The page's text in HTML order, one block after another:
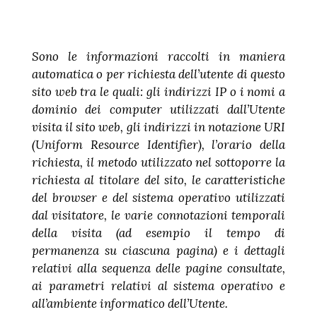
Sono le informazioni raccolti in maniera
automatica o per richiesta dell’utente di questo
sito web tra le quali: gli indirizzi IP o i nomi a
dominio dei computer utilizzati dall’Utente
visita il sito web, gli indirizzi in notazione URI
(Uniform Resource Identifier), l’orario della
richiesta, il metodo utilizzato nel sottoporre la
richiesta al titolare del sito, le caratteristiche
del browser e del sistema operativo utilizzati
dal visitatore, le varie connotazioni temporali
della visita (ad esempio il tempo di
permanenza su ciascuna pagina) e i dettagli
relativi alla sequenza delle pagine consultate,
ai parametri relativi al sistema operativo e
all’ambiente informatico dell’Utente.